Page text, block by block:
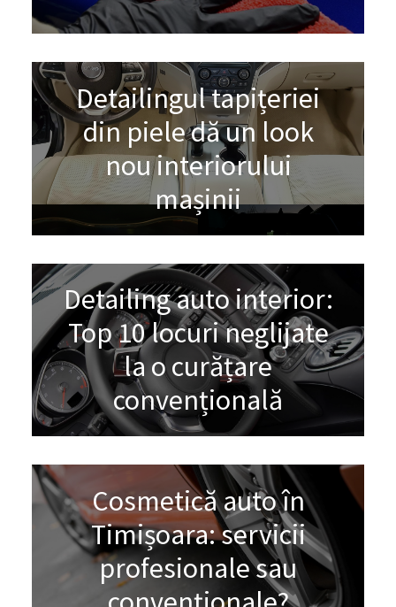
Detailingul tapițeriei
din piele dă un look
nou interiorului
mașinii
Detailing auto interior:
Top 10 locuri neglijate
la o curățare
convențională
Cosmetică auto în
Timișoara: servicii
profesionale sau